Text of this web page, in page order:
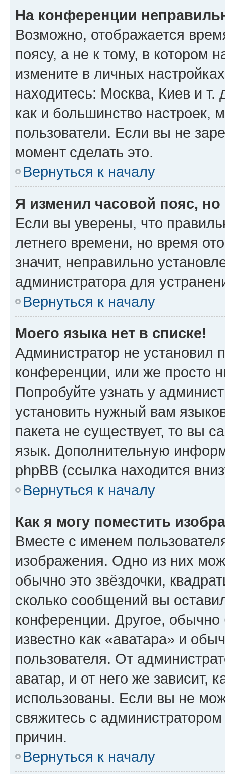
На конференции
Возможно, отображается
поясу, а не к тому, в котором
измените в личных
находитесь: Москва, Киев и т.
как и большинство настроек,
пользователи. Если вы не
момент сделать это.
Вернуться к началу
Я изменил часовой пояс,
Если вы уверены, что
летнего времени, но время
значит, неправильно
администратора для
Вернуться к началу
Моего языка нет в списке!
Администратор не установил
конференции, или же просто
Попробуйте узнать у
установить нужный вам
пакета не существует, то вы
язык. Дополнительную
phpBB (ссылка находится
Вернуться к началу
Как я могу поместить
Вместе с именем
изображения. Одно из них
обычно это звёздочки,
сколько сообщений вы
конференции. Другое,
известно как «аватара» и
пользователя. От
аватар, и от него же зависит,
использованы. Если вы не
свяжитесь с
причин.
Вернуться к началу